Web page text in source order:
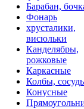
Барабан,
Фонарь
хрусталики,
висюльки
Канделябры,
рожковые
Каркасные
Колбы,
Конусные